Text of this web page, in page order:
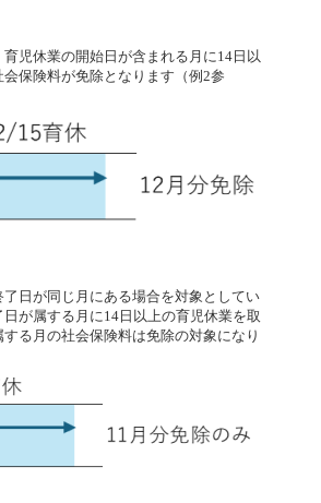
児休業の開始日が含まれる月に14日以
保険料が免除となります（例2参
日が同じ月にある場合を対象としてい
が属する月に14日以上の育児休業を取
る月の社会保険料は免除の対象になり